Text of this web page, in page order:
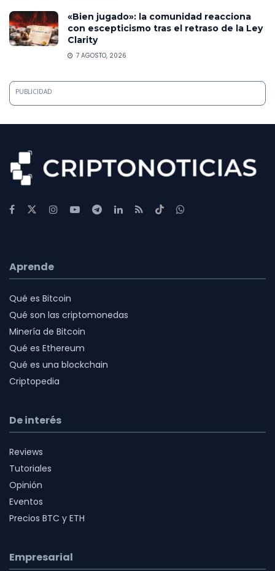
«Bien jugado»: la comunidad reacciona
con escepticismo tras el retraso de la Ley
Clarity
7 AGOSTO, 2026
PUBLICIDAD
Aprende
Qué es Bitcoin
Qué son las criptomonedas
Minería de Bitcoin
Qué es Ethereum
Qué es una blockchain
Criptopedia
De interés
Reviews
Tutoriales
Opinión
Eventos
Precios BTC y ETH
Empresarial